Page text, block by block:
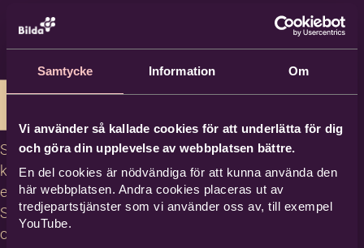
Samtycke Information Om
Vi använder så kallade cookies för att underlätta för dig
och göra din upplevelse av webbplatsen bättre.
En del cookies är nödvändiga för att kunna använda den
här webbplatsen. Andra cookies placeras ut av
tredjepartstjänster som vi använder oss av, till exempel
YouTube.
Studiecirklar,
kurser och
evenemang
Studiematerial
och